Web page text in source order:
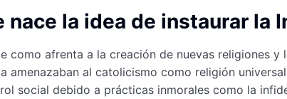
nace la idea de instaurar la
como afrenta a la creación de nuevas religiones
amenazaban al catolicismo como religión
social debido a prácticas inmorales como la